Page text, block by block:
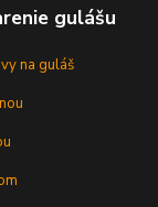
gulášu
na guláš